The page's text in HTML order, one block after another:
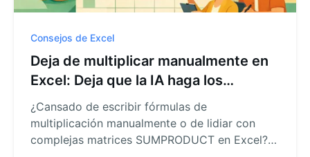
Consejos de Excel
Deja de multiplicar manualmente en
Excel: Deja que la IA haga los
cálculos por ti.
¿Cansado de escribir fórmulas de
multiplicación manualmente o de lidiar con
complejas matrices SUMPRODUCT en Excel?